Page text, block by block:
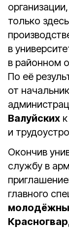
только
в
в районном
По её
от
Валуйских
и
Окончив
службу в
главного